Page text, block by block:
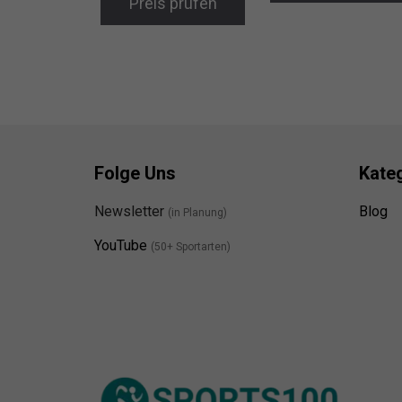
Folge Uns
Newsletter (in Planung)
YouTube (50+ Sportarten)
Blog